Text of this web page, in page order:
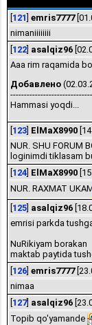
121 emris7777
nimaniiiiiiii
122 asalqiz96
Aaa rim raqamida
Добавлено
Hammasi yoqdi...
123 ElMaX8990
NUR. SHU FORUM
loginimdi tiklasam
124 ElMaX8990
NUR. RAXMAT
125 asalqiz96
emrisi parkda
NuRikiyam borakan
maktab paytida
126 emris7777
nimaa
127] asalqiz96
Topib qo'yamande